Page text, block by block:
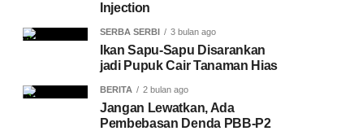
Injection
SERBA SERBI 3 bulan ago
Ikan Sapu-Sapu Disarankan
jadi Pupuk Cair Tanaman Hias
BERITA 2 bulan ago
Jangan Lewatkan, Ada
Pembebasan Denda PBB-P2